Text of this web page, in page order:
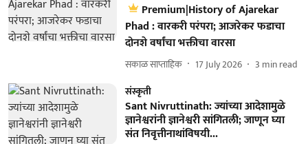
Premium|History of Ajarekar
Phad : वारकरी परंपरा; आजरेकर फडाचा
दोनशे वर्षांचा भक्तीचा वारसा
सकाळ साप्ताहिक 17 July 2026 3 min read
संस्कृती
Sant Nivruttinath: ज्यांच्या आदेशामुळे
ज्ञानेश्वरांनी ज्ञानेश्वरी सांगितली; जाणून घ्या
संत निवृत्तीनाथांविषयी...